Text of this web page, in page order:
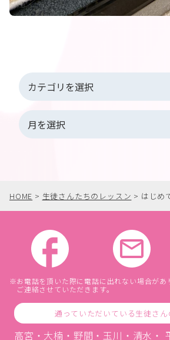
HOME > 生徒さんたちのレッスン > はじめ
お電話を頂いた際に電話に出れない場合があ
ご連絡させていただきます。
通っていただいている生徒さ
高宮・大楠・野間・玉川・清水・